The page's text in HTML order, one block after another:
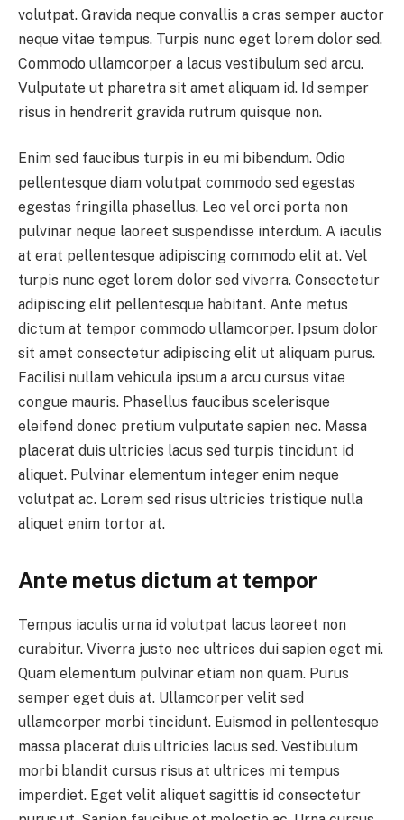
volutpat. Gravida neque convallis a cras semper auctor
neque vitae tempus. Turpis nunc eget lorem dolor sed.
Commodo ullamcorper a lacus vestibulum sed arcu.
Vulputate ut pharetra sit amet aliquam id. Id semper
risus in hendrerit gravida rutrum quisque non.
Enim sed faucibus turpis in eu mi bibendum. Odio
pellentesque diam volutpat commodo sed egestas
egestas fringilla phasellus. Leo vel orci porta non
pulvinar neque laoreet suspendisse interdum. A iaculis
at erat pellentesque adipiscing commodo elit at. Vel
turpis nunc eget lorem dolor sed viverra. Consectetur
adipiscing elit pellentesque habitant. Ante metus
dictum at tempor commodo ullamcorper. Ipsum dolor
sit amet consectetur adipiscing elit ut aliquam purus.
Facilisi nullam vehicula ipsum a arcu cursus vitae
congue mauris. Phasellus faucibus scelerisque
eleifend donec pretium vulputate sapien nec. Massa
placerat duis ultricies lacus sed turpis tincidunt id
aliquet. Pulvinar elementum integer enim neque
volutpat ac. Lorem sed risus ultricies tristique nulla
aliquet enim tortor at.
Ante metus dictum at tempor
Tempus iaculis urna id volutpat lacus laoreet non
curabitur. Viverra justo nec ultrices dui sapien eget mi.
Quam elementum pulvinar etiam non quam. Purus
semper eget duis at. Ullamcorper velit sed
ullamcorper morbi tincidunt. Euismod in pellentesque
massa placerat duis ultricies lacus sed. Vestibulum
morbi blandit cursus risus at ultrices mi tempus
imperdiet. Eget velit aliquet sagittis id consectetur